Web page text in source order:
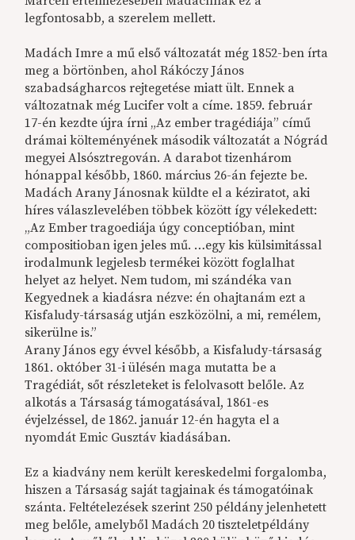
legfontosabb, a szerelem mellett.
Madách Imre a mű első változatát még 1852-ben írta
meg a börtönben, ahol Rákóczy János
szabadságharcos rejtegetése miatt ült. Ennek a
változatnak még Lucifer volt a címe. 1859. február
17-én kezdte újra írni „Az ember tragédiája” című
drámai költeményének második változatát a Nógrád
megyei Alsósztregován. A darabot tizenhárom
hónappal később, 1860. március 26-án fejezte be.
Madách Arany Jánosnak küldte el a kéziratot, aki
híres válaszlevelében többek között így vélekedett:
„Az Ember tragoediája úgy conceptióban, mint
compositioban igen jeles mű. …egy kis külsimitással
irodalmunk legjelesb termékei között foglalhat
helyet az helyet. Nem tudom, mi szándéka van
Kegyednek a kiadásra nézve: én ohajtanám ezt a
Kisfaludy-társaság utján eszközölni, a mi, remélem,
sikerülne is.”
Arany János egy évvel később, a Kisfaludy-társaság
1861. október 31-i ülésén maga mutatta be a
Tragédiát, sőt részleteket is felolvasott belőle. Az
alkotás a Társaság támogatásával, 1861-es
évjelzéssel, de 1862. január 12-én hagyta el a
nyomdát Emic Gusztáv kiadásában.
Ez a kiadvány nem került kereskedelmi forgalomba,
hiszen a Társaság saját tagjainak és támogatóinak
szánta. Feltételezések szerint 250 példány jelenhetett
meg belőle, amelyből Madách 20 tiszteletpéldány